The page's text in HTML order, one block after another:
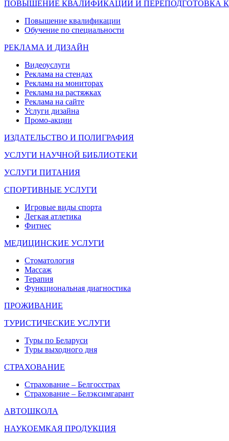
ПОВЫШЕНИЕ КВАЛИФИКАЦИИ И ПЕРЕПОДГОТОВКА
Повышение квалификации
Обучение по специальности
РЕКЛАМА И ДИЗАЙН
Видеоуслуги
Реклама на стендах
Реклама на мониторах
Реклама на растяжках
Реклама на сайте
Услуги дизайна
Промо-акции
ИЗДАТЕЛЬСТВО И ПОЛИГРАФИЯ
УСЛУГИ НАУЧНОЙ БИБЛИОТЕКИ
УСЛУГИ ПИТАНИЯ
СПОРТИВНЫЕ УСЛУГИ
Игровые виды спорта
Легкая атлетика
Фитнес
МЕДИЦИНСКИЕ УСЛУГИ
Стоматология
Массаж
Терапия
Функциональная диагностика
ПРОЖИВАНИЕ
ТУРИСТИЧЕСКИЕ УСЛУГИ
Туры по Беларуси
Туры выходного дня
СТРАХОВАНИЕ
Страхование – Белгосстрах
Страхование – Белэксимгарант
АВТОШКОЛА
НАУКОЕМКАЯ ПРОДУКЦИЯ